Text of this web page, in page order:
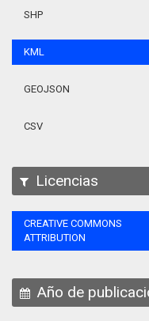
SHP
KML
GEOJSON
CSV
Licencias
CREATIVE COMMONS
ATTRIBUTION
Año de